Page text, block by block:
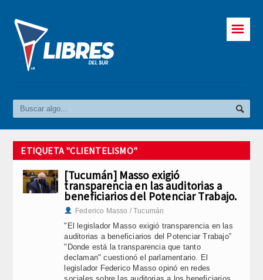
☰
ETIQUETA "CLIENTELISMO"
[Tucumán] Masso exigió
transparencia en las auditorias a
beneficiarios del Potenciar Trabajo.
Federico Masso / Tucumán
"El legislador Masso exigió transparencia en las
auditorias a beneficiarios del Potenciar Trabajo”
"Donde está la transparencia que tanto
declaman" cuestionó el parlamentario. El
legislador Federico Masso opinó en redes